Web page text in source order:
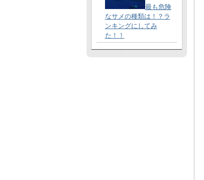
最も危険
なサメの種類は！？ラ
ンキングにしてみ
た！！